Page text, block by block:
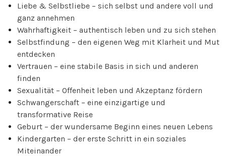
Liebe & Selbstliebe – sich selbst und andere voll und
ganz annehmen
Wahrhaftigkeit – authentisch leben und zu sich stehen
Selbstfindung – den eigenen Weg mit Klarheit und Mut
entdecken
Vertrauen – eine stabile Basis in sich und anderen
finden
Sexualität – Offenheit leben und Akzeptanz fördern
Schwangerschaft – eine einzigartige und
transformative Reise
Geburt – der wundersame Beginn eines neuen Lebens
Kindergarten – der erste Schritt in ein soziales
Miteinander